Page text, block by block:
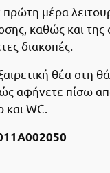
πρώτη μέρα
καθώς και της
διακοπές.
θέα στη
αφήνετε πίσω
WC.